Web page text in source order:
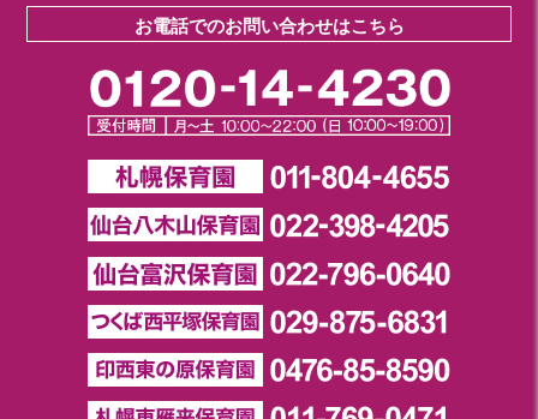
お電話でのお問い合わせはこちら